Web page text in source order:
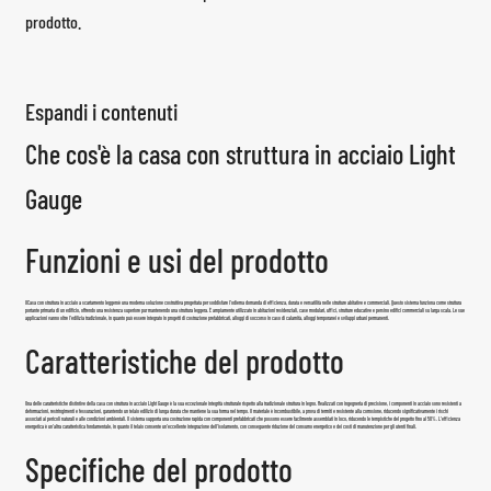
prodotto.
Espandi i contenuti
Che cos'è la casa con struttura in acciaio Light
Gauge
Funzioni e usi del prodotto
IlCasa con struttura in acciaio a scartamento leggeroè una moderna soluzione costruttiva progettata per soddisfare l'odierna domanda di efficienza, durata e versatilità nelle strutture abitative e commerciali. Questo sistema funziona come struttura
portante primaria di un edificio, offrendo una resistenza superiore pur mantenendo una struttura leggera. È ampiamente utilizzato in abitazioni residenziali, case modulari, uffici, strutture educative e persino edifici commerciali su larga scala. Le sue
applicazioni vanno oltre l'edilizia tradizionale, in quanto può essere integrato in progetti di costruzione prefabbricati, alloggi di soccorso in caso di calamità, alloggi temporanei e sviluppi urbani permanenti.
Caratteristiche del prodotto
Una delle caratteristiche distintive della casa con struttura in acciaio Light Gauge è la sua eccezionale integrità strutturale rispetto alla tradizionale struttura in legno. Realizzati con ingegneria di precisione, i componenti in acciaio sono resistenti a
deformazioni, restringimenti e fessurazioni, garantendo un telaio edilizio di lunga durata che mantiene la sua forma nel tempo. Il materiale è incombustibile, a prova di termiti e resistente alla corrosione, riducendo significativamente i rischi
associati ai pericoli naturali e alle condizioni ambientali. Il sistema supporta una costruzione rapida con componenti prefabbricati che possono essere facilmente assemblati in loco, riducendo le tempistiche del progetto fino al 50%. L'efficienza
energetica è un'altra caratteristica fondamentale, in quanto il telaio consente un'eccellente integrazione dell'isolamento, con conseguente riduzione del consumo energetico e dei costi di manutenzione per gli utenti finali.
Specifiche del prodotto